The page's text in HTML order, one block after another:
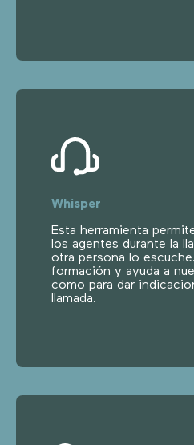
Whisper
Esta herramienta
los agentes durante la
otra persona lo
formación y ayuda a
como para dar
llamada.